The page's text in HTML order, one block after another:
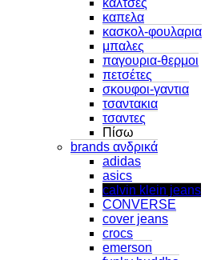
καπελα
κασκολ-φουλαρια
μπαλες
παγουρια-θερμοι
πετσέτες
σκουφοι-γαντια
τσαντακια
τσαντες
Πίσω
brands ανδρικά
adidas
asics
calvin klein jeans
CONVERSE
cover jeans
crocs
emerson